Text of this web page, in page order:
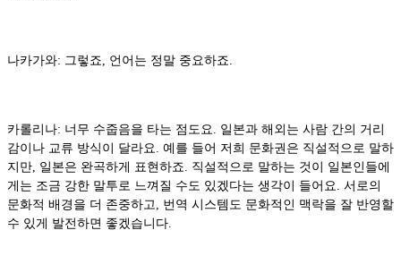
나카가와: 그렇죠, 언어는 정말 중요하죠.
카롤리나: 너무 수줍음을 타는 점도요. 일본과 해외는 사람 간의 거리
감이나 교류 방식이 달라요. 예를 들어 저희 문화권은 직설적으로 말하
지만, 일본은 완곡하게 표현하죠. 직설적으로 말하는 것이 일본인들에
게는 조금 강한 말투로 느껴질 수도 있겠다는 생각이 들어요. 서로의
문화적 배경을 더 존중하고, 번역 시스템도 문화적인 맥락을 잘 반영할
수 있게 발전하면 좋겠습니다.